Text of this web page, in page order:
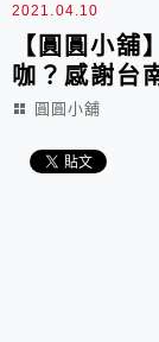
2021.04.10
【圓圓小
咖？感謝台
圓圓小舖